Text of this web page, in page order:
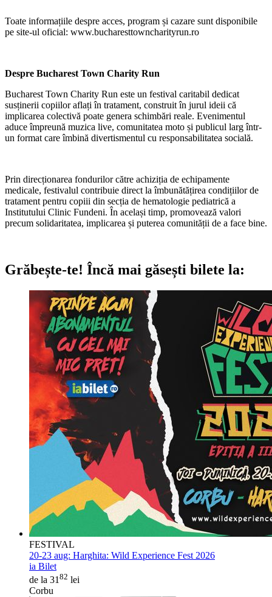
Toate informațiile despre acces, program și cazare sunt disponibile
pe site-ul oficial: www.bucharesttowncharityrun.ro
Despre Bucharest Town Charity Run
Bucharest Town Charity Run este un festival caritabil dedicat
susținerii copiilor aflați în tratament, construit în jurul ideii că
implicarea colectivă poate genera schimbări reale. Evenimentul
aduce împreună muzica live, comunitatea moto și publicul larg într-
un format care îmbină divertismentul cu responsabilitatea socială.
Prin direcționarea fondurilor către achiziția de echipamente
medicale, festivalul contribuie direct la îmbunătățirea condițiilor de
tratament pentru copiii din secția de hematologie pediatrică a
Institutului Clinic Fundeni. În același timp, promovează valori
precum solidaritatea, implicarea și puterea comunității de a face bine.
Grăbește-te! Încă mai găsești bilete la:
FESTIVAL
20-23 aug: Harghita: Wild Experience Fest 2026
ia Bilet
de la 31 82 lei
Corbu